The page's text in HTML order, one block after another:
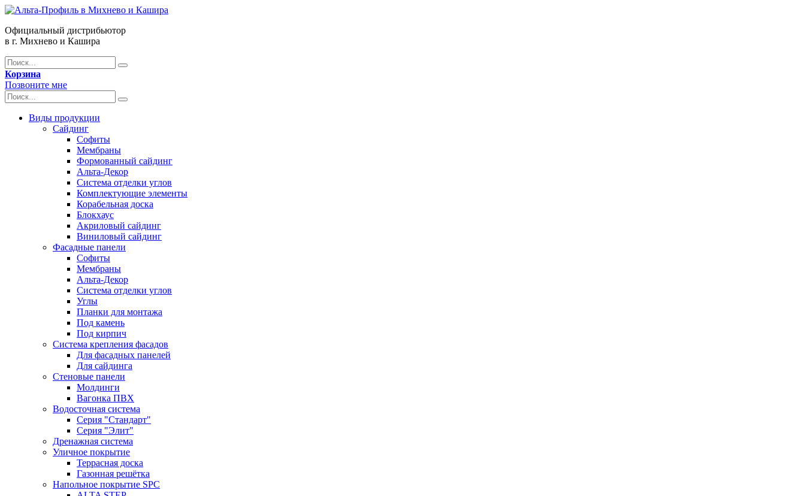
Официальный дистрибьютор
в г. Михнево и Кашира
Корзина
Позвоните мне
Виды продукции
Сайдинг
Софиты
Мембраны
Формованный сайдинг
Альта-Декор
Система отделки углов
Комплектующие элементы
Корабельная доска
Блокхаус
Акриловый сайдинг
Виниловый сайдинг
Фасадные панели
Софиты
Мембраны
Альта-Декор
Система отделки углов
Углы
Планки для монтажа
Под камень
Под кирпич
Система крепления фасадов
Для фасадных панелей
Для сайдинга
Стеновые панели
Молдинги
Вагонка ПВХ
Водосточная система
Серия "Стандарт"
Серия "Элит"
Дренажная система
Уличное покрытие
Террасная доска
Газонная решётка
Напольное покрытие SPC